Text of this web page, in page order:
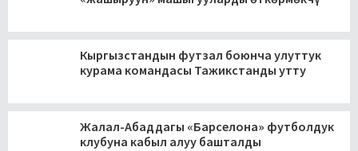
Кыргызстандын футзал боюнча улуттук
курама командасы Тажикстанды утту
Жалал-Абаддагы «Барселона» футболдук
клубуна кабыл алуу башталды